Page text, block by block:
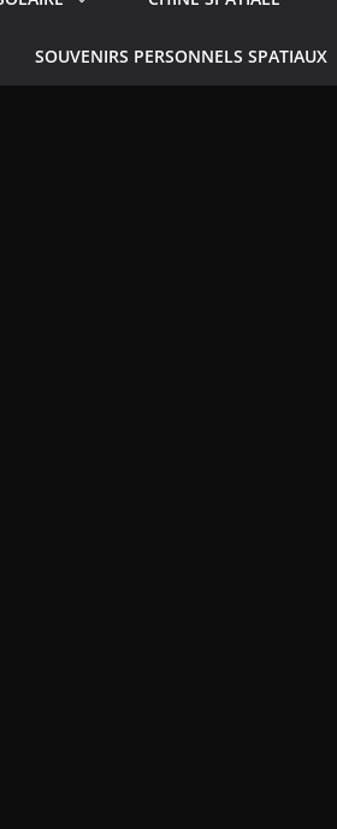
SOUVENIRS PERSONNELS SPATIAUX